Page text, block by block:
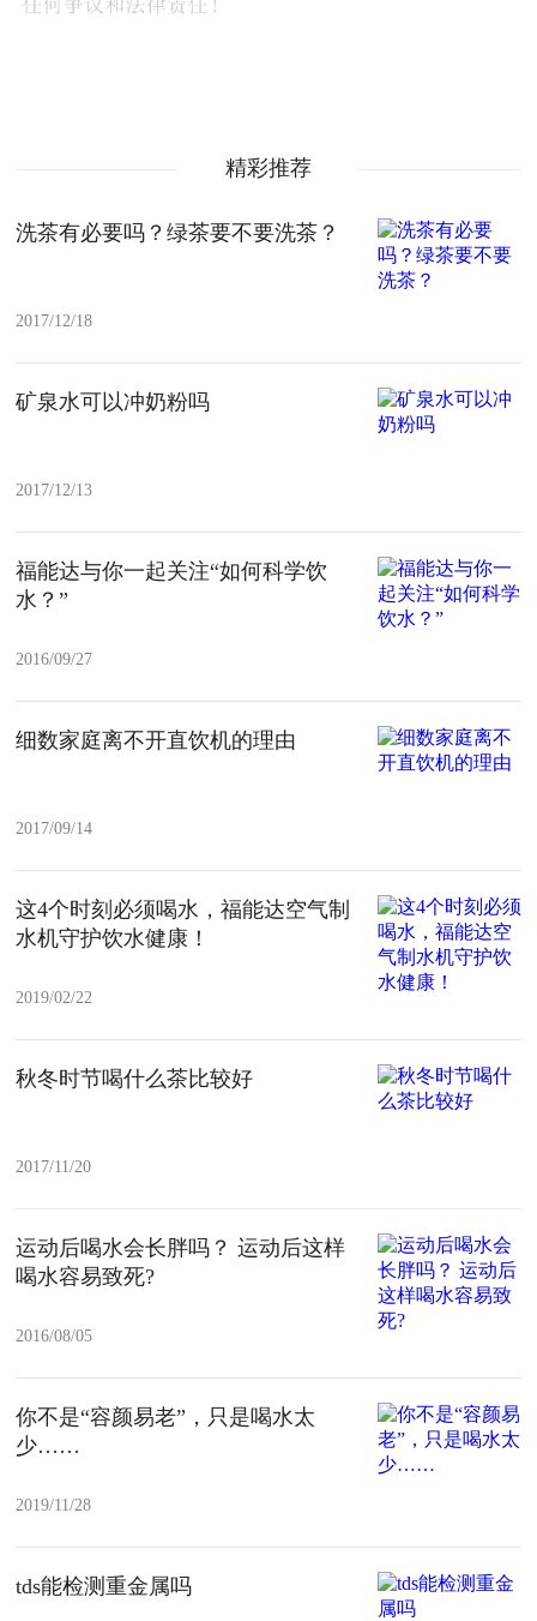
精彩推荐
洗茶有必要吗？绿茶要不要洗茶？
2017/12/18
矿泉水可以冲奶粉吗
2017/12/13
福能达与你一起关注“如何科学饮
水？”
2016/09/27
细数家庭离不开直饮机的理由
2017/09/14
这4个时刻必须喝水，福能达空气制
水机守护饮水健康！
2019/02/22
秋冬时节喝什么茶比较好
2017/11/20
运动后喝水会长胖吗？ 运动后这样
喝水容易致死?
2016/08/05
你不是“容颜易老”，只是喝水太
少……
2019/11/28
tds能检测重金属吗